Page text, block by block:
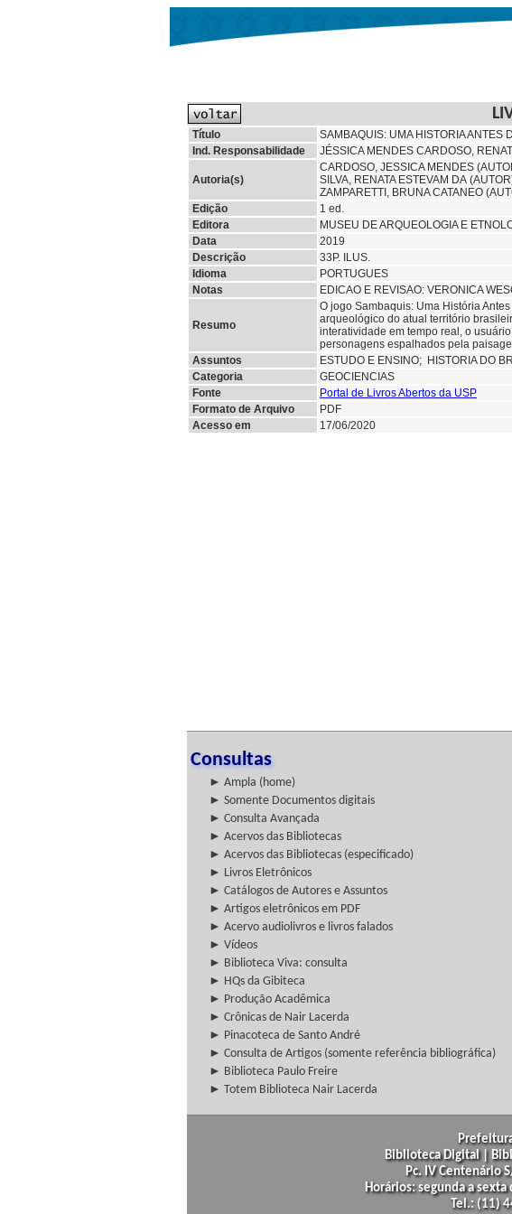
Título
SAMBAQUIS: UMA HISTORIA ANTES
Ind. Responsabilidade
JÉSSICA MENDES CARDOSO,
Autoria(s)
CARDOSO, JESSICA MENDES
SILVA, RENATA ESTEVAM DA
ZAMPARETTI, BRUNA CATANEO
Edição
1 ed.
Editora
MUSEU DE ARQUEOLOGIA E
Data
2019
Descrição
33P. ILUS.
Idioma
PORTUGUES
Notas
EDICAO E REVISAO: VERONICA
Resumo
O jogo Sambaquis: Uma História
arqueológico do atual território
interatividade em tempo real, o
personagens espalhados pela
Assuntos
ESTUDO E ENSINO; HISTORIA DO
Categoria
GEOCIENCIAS
Fonte
Portal de Livros Abertos da USP
Formato de Arquivo
PDF
Acesso em
17/06/2020
Consultas
► Ampla (home)
► Somente Documentos digitais
► Consulta Avançada
► Acervos das Bibliotecas
► Acervos das Bibliotecas (especificado)
► Livros Eletrônicos
► Catálogos de Autores e Assuntos
► Artigos eletrônicos em PDF
► Acervo audiolivros e livros falados
► Vídeos
► Biblioteca Viva: consulta
► HQs da Gibiteca
► Produção Acadêmica
► Crônicas de Nair Lacerda
► Pinacoteca de Santo André
► Consulta de Artigos (somente referência bibliográfica)
► Biblioteca Paulo Freire
► Totem Biblioteca Nair Lacerda
Biblioteca Digital |
Pc. IV Centenário
Horários: segunda a
Tel.: (11)